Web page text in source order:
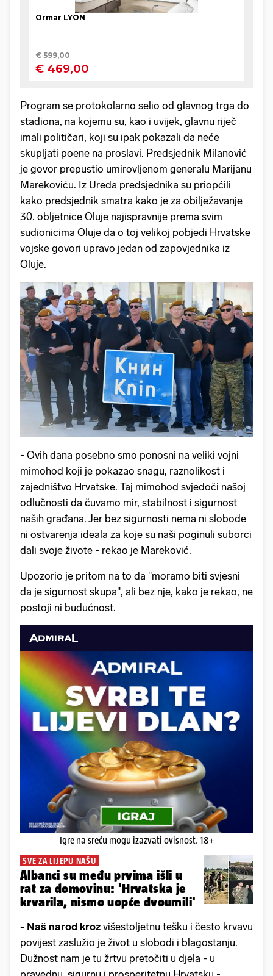
Program se protokolarno selio od glavnog trga do
stadiona, na kojemu su, kao i uvijek, glavnu riječ
imali političari, koji su ipak pokazali da neće
skupljati poene na proslavi. Predsjednik Milanović
je govor prepustio umirovljenom generalu Marijanu
Marekoviću. Iz Ureda predsjednika su priopćili
kako predsjednik smatra kako je za obilježavanje
30. obljetnice Oluje najispravnije prema svim
sudionicima Oluje da o toj velikoj pobjedi Hrvatske
vojske govori upravo jedan od zapovjednika iz
Oluje.
- Ovih dana posebno smo ponosni na veliki vojni
mimohod koji je pokazao snagu, raznolikost i
zajedništvo Hrvatske. Taj mimohod svjedoči našoj
odlučnosti da čuvamo mir, stabilnost i sigurnost
naših građana. Jer bez sigurnosti nema ni slobode
ni ostvarenja ideala za koje su naši poginuli suborci
dali svoje živote - rekao je Mareković.
Upozorio je pritom na to da "moramo biti svjesni
da je sigurnost skupa", ali bez nje, kako je rekao, ne
postoji ni budućnost.
Igre na sreću mogu izazvati ovisnost. 18+
SVE ZA LIJEPU NAŠU
Albanci su među prvima išli u
rat za domovinu: 'Hrvatska je
krvarila, nismo uopće dvoumili'
- Naš narod kroz višestoljetnu tešku i često krvavu
povijest zaslužio je život u slobodi i blagostanju.
Dužnost nam je tu žrtvu pretočiti u djela - u